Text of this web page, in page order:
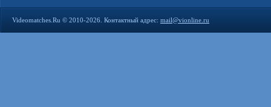
Videomatches.Ru © 2010-2026. Контактный адрес: mail@vionline.ru